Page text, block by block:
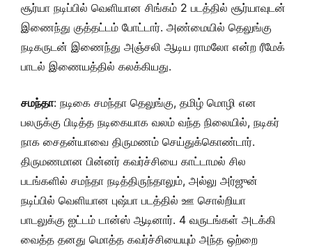
சூர்யா நடிப்பில் வெளியான சிங்கம் 2 படத்தில் சூர்யாவுடன்
இணைந்து குத்தட்டம் போட்டார். அண்மையில் தெலுங்கு
நடிகருடன் இணைந்து அஞ்சலி ஆடிய ராமலோ என்ற ரீமேக்
பாடல் இணையத்தில் கலக்கியது.
சமந்தா: நடிகை சமந்தா தெலுங்கு, தமிழ் மொழி என
பலருக்கு பிடித்த நடிகையாக வலம் வந்த நிலையில், நடிகர்
நாக சைதன்யாவை திருமணம் செய்துக்கொண்டார்.
திருமணமான பின்னர் கவர்ச்சியை காட்டாமல் சில
படங்களில் சமந்தா நடித்திருந்தாலும், அல்லு அர்ஜுன்
நடிப்பில் வெளியான புஷ்பா படத்தில் ஊ சொல்றியா
பாடலுக்கு ஐட்டம் டான்ஸ் ஆடினார். 4 வருடங்கள் அடக்கி
வைத்த தனது மொத்த கவர்ச்சியையும் அந்த ஒற்றை